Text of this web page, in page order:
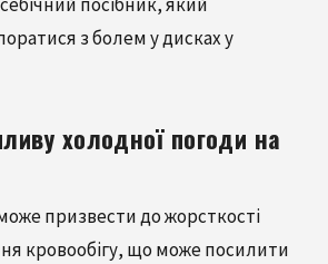
з болем у дисках у
холодної погоди на
призвести до жорсткості
кровообігу, що може посилити